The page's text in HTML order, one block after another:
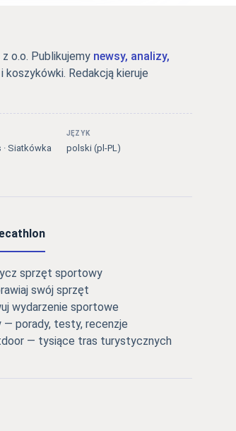
o.o. Publikujemy newsy, analizy,
koszykówki. Redakcją kieruje
· Siatkówka
JĘZYK
polski (pl-PL)
sprzęt sportowy
swój sprzęt
wydarzenie sportowe
porady, testy, recenzje
— tysiące tras turystycznych